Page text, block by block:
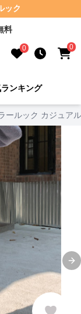
ック
料
0 0
ランキング
ールック カジュア